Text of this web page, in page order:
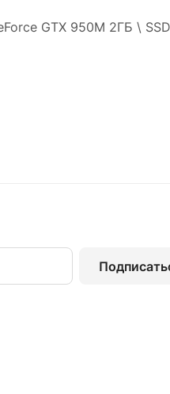
GTX 950M 2ГБ \